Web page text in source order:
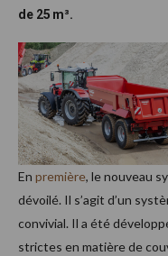
de 25 m³.
En première, le nouveau
dévoilé. Il s’agit d’un
convivial. Il a été
strictes en matière de